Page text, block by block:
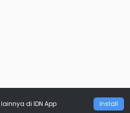
lainnya di IDN App Install